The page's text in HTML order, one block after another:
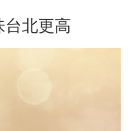
北更高